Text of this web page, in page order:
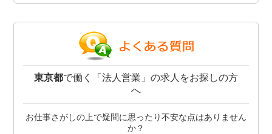
東京都で働く「法人営業」の求人をお探しの方
へ
お仕事さがしの上で疑問に思ったり不安な点はありません
か？